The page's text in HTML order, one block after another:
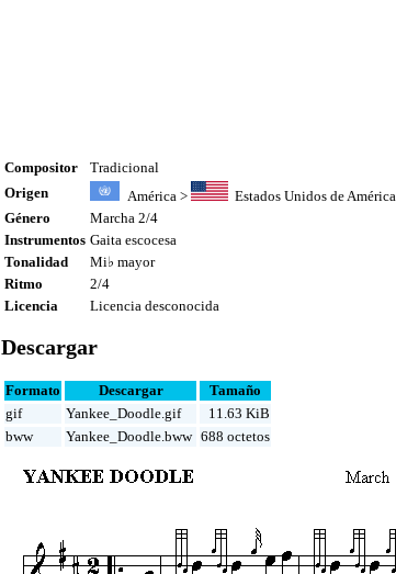
Compositor
Tradicional
Origen
América >
Estados Unidos de América
Género
Marcha 2/4
Instrumentos Gaita escocesa
Tonalidad
Mi♭ mayor
Ritmo
2/4
Licencia
Licencia desconocida
Descargar
Formato Descargar
Tamaño
gif
Yankee_Doodle.gif
11.63 KiB
bww
Yankee_Doodle.bww 688 octetos